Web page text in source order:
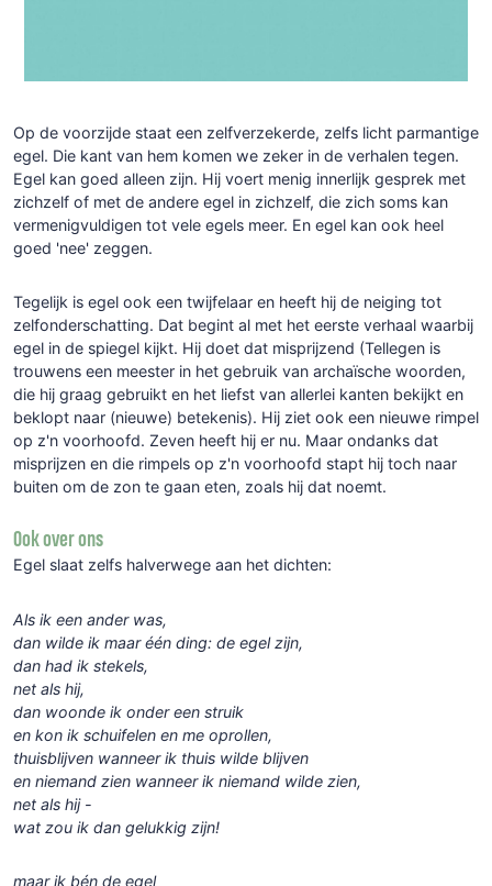
Op de voorzijde staat een zelfverzekerde, zelfs licht parmantige
egel. Die kant van hem komen we zeker in de verhalen tegen.
Egel kan goed alleen zijn. Hij voert menig innerlijk gesprek met
zichzelf of met de andere egel in zichzelf, die zich soms kan
vermenigvuldigen tot vele egels meer. En egel kan ook heel
goed 'nee' zeggen.
Tegelijk is egel ook een twijfelaar en heeft hij de neiging tot
zelfonderschatting. Dat begint al met het eerste verhaal waarbij
egel in de spiegel kijkt. Hij doet dat misprijzend (Tellegen is
trouwens een meester in het gebruik van archaïsche woorden,
die hij graag gebruikt en het liefst van allerlei kanten bekijkt en
beklopt naar (nieuwe) betekenis). Hij ziet ook een nieuwe rimpel
op z'n voorhoofd. Zeven heeft hij er nu. Maar ondanks dat
misprijzen en die rimpels op z'n voorhoofd stapt hij toch naar
buiten om de zon te gaan eten, zoals hij dat noemt.
Ook over ons
Egel slaat zelfs halverwege aan het dichten:
Als ik een ander was,
dan wilde ik maar één ding: de egel zijn,
dan had ik stekels,
net als hij,
dan woonde ik onder een struik
en kon ik schuifelen en me oprollen,
thuisblijven wanneer ik thuis wilde blijven
en niemand zien wanneer ik niemand wilde zien,
net als hij -
wat zou ik dan gelukkig zijn!
maar ik bén de egel